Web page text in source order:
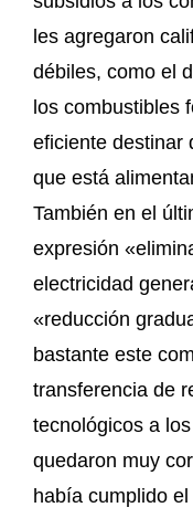
les agregaron
débiles, como el
los combustibles
eficiente destinar
que está
También en el
expresión
electricidad
«reducción
bastante este
transferencia de
tecnológicos a
quedaron muy
había cumplido